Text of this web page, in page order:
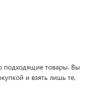
подходящие товары. Вы
и взять лишь те,